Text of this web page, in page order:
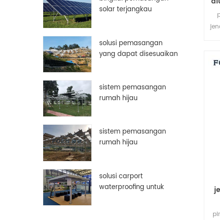
solar terjangkau
solusi pemasangan
yang dapat disesuaikan
sistem pemasangan
rumah hijau
sistem pemasangan
rumah hijau
solusi carport
waterproofing untuk